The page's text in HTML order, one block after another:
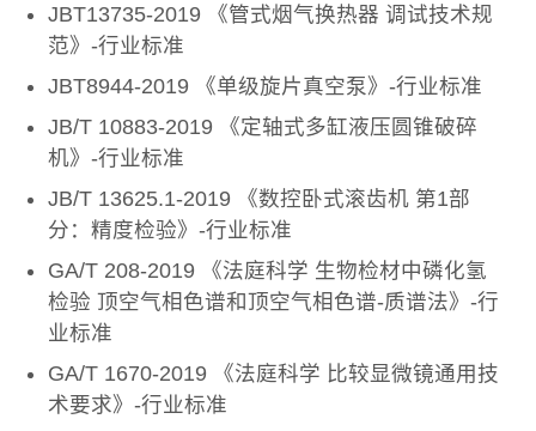
JBT13735-2019 《管式烟气换热器 调试技术规
范》-行业标准
JBT8944-2019 《单级旋片真空泵》-行业标准
JB/T 10883-2019 《定轴式多缸液压圆锥破碎
机》-行业标准
JB/T 13625.1-2019 《数控卧式滚齿机 第1部
分：精度检验》-行业标准
GA/T 208-2019 《法庭科学 生物检材中磷化氢
检验 顶空气相色谱和顶空气相色谱-质谱法》-行
业标准
GA/T 1670-2019 《法庭科学 比较显微镜通用技
术要求》-行业标准